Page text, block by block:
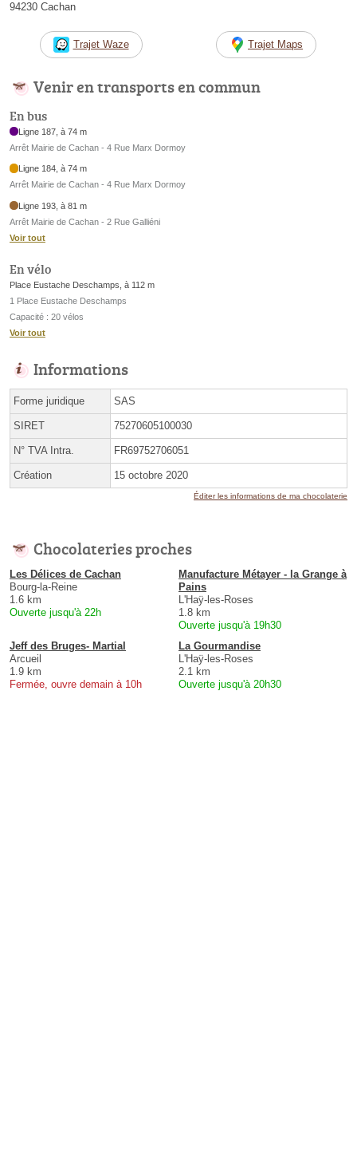
94230 Cachan
Trajet Waze Trajet Maps
Venir en transports en commun
En bus
Ligne 187, à 74 m
Arrêt Mairie de Cachan - 4 Rue Marx Dormoy
Ligne 184, à 74 m
Arrêt Mairie de Cachan - 4 Rue Marx Dormoy
Ligne 193, à 81 m
Arrêt Mairie de Cachan - 2 Rue Galliéni
Voir tout
En vélo
Place Eustache Deschamps, à 112 m
1 Place Eustache Deschamps
Capacité : 20 vélos
Voir tout
Informations
Forme juridique SAS
SIRET 75270605100030
N° TVA Intra. FR69752706051
Création 15 octobre 2020
Éditer les informations de ma chocolaterie
Chocolateries proches
Les Délices de Cachan
Bourg-la-Reine
1.6 km
Ouverte jusqu'à 22h
Manufacture Métayer - la Grange à
Pains
L'Haÿ-les-Roses
1.8 km
Ouverte jusqu'à 19h30
Jeff des Bruges- Martial
Arcueil
1.9 km
Fermée, ouvre demain à 10h
La Gourmandise
L'Haÿ-les-Roses
2.1 km
Ouverte jusqu'à 20h30